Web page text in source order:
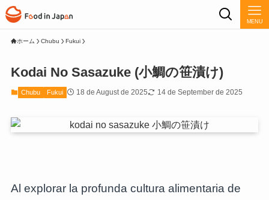
MENU
ホーム Chubu Fukui
Kodai No Sasazuke (小鯛の笹漬け)
Chubu Fukui 18 de August de 2025 14 de September de 2025
Al explorar la profunda cultura alimentaria de